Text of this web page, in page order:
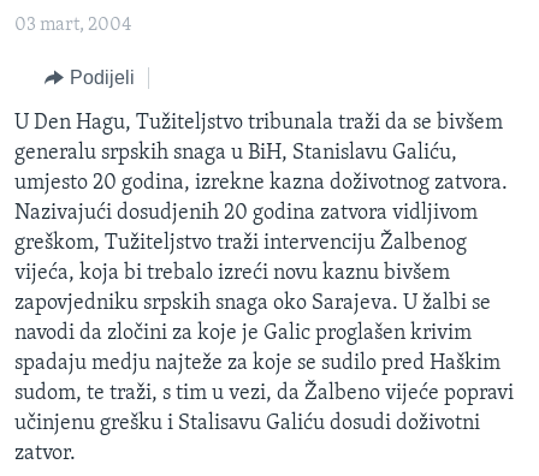
Idi
pretragu
SJEDINJENE AMERIČKE DRŽAVE
BOSNA I HERCEGOVINA
SVIJET
NAUKA I TEHNOLOGIJA
SPECIJALNI PROJEKTI
KORUPCIJA
SLOBODA MEDIJA
ŽENSKA STRANA
IZBJEGLIČKA STRANA
MAGAZIN
O GLASU AMERIKE
Learning English
03 mart, 2004
Podijeli
U Den Hagu, Tužiteljstvo tribunala traži da se bivšem
generalu srpskih snaga u BiH, Stanislavu Galiću,
umjesto 20 godina, izrekne kazna doživotnog zatvora.
Nazivajući dosudjenih 20 godina zatvora vidljivom
greškom, Tužiteljstvo traži intervenciju Žalbenog
vijeća, koja bi trebalo izreći novu kaznu bivšem
zapovjedniku srpskih snaga oko Sarajeva. U žalbi se
navodi da zločini za koje je Galic proglašen krivim
spadaju medju najteže za koje se sudilo pred Haškim
sudom, te traži, s tim u vezi, da Žalbeno vijeće popravi
učinjenu grešku i Stalisavu Galiću dosudi doživotni
zatvor.